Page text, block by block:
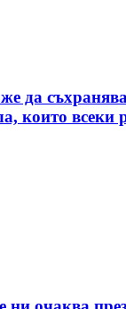
да
които всеки